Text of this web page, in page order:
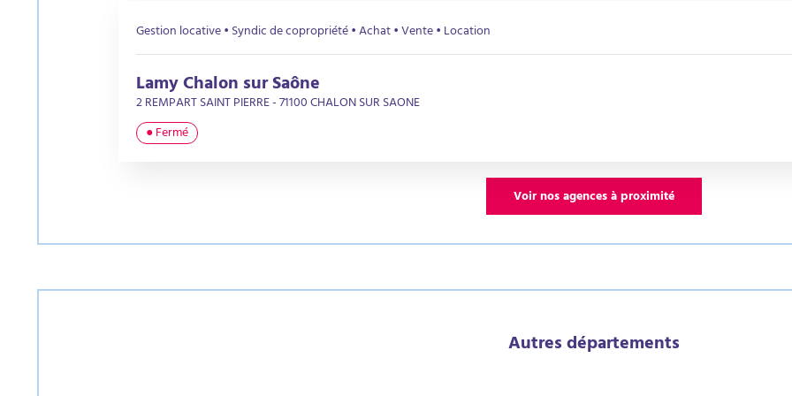
Gestion locative • Syndic de copropriété • Achat • Vente • Location
Lamy Chalon sur Saône
2 REMPART SAINT PIERRE - 71100 CHALON SUR SAONE
● Fermé
Voir nos agences à proximité
Autres départements